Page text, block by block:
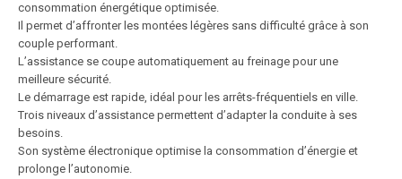
consommation énergétique optimisée.
Il permet d’affronter les montées légères sans difficulté grâce à son
couple performant.
L’assistance se coupe automatiquement au freinage pour une
meilleure sécurité.
Le démarrage est rapide, idéal pour les arrêts-fréquentiels en ville.
Trois niveaux d’assistance permettent d’adapter la conduite à ses
besoins.
Son système électronique optimise la consommation d’énergie et
prolonge l’autonomie.